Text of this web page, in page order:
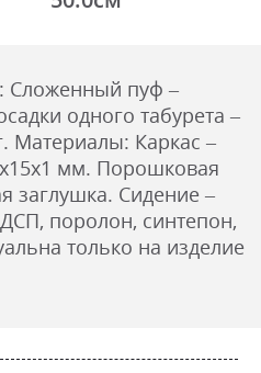
Сложенный пуф –
одного табурета –
Материалы: Каркас –
мм. Порошковая
заглушка. Сидение –
поролон, синтепон,
только на изделие